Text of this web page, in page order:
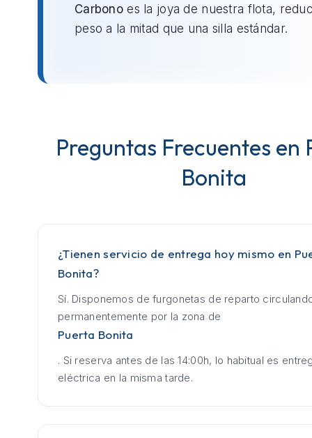
Carbono es la joya de nuestra flota,
peso a la mitad que una silla estándar.
Preguntas Frecuentes en
Bonita
¿Tienen servicio de entrega hoy mismo en
Bonita?
Sí. Disponemos de furgonetas de reparto
permanentemente por la zona de
Puerta Bonita
. Si reserva antes de las 14:00h, lo habitual es
eléctrica en la misma tarde.